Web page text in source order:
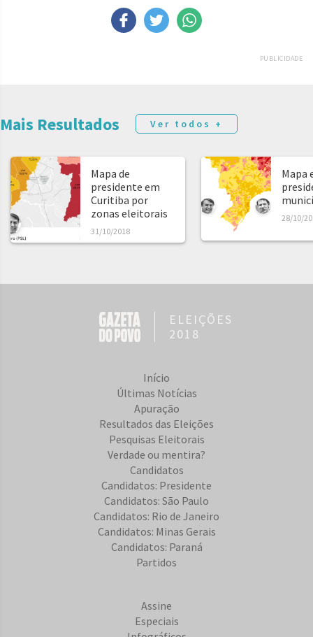
PUBLICIDADE
Mais Resultados Ver todos +
Mapa de
presidente em
Curitiba por
zonas eleitorais
31/10/2018
Mapa
28/10/
ELEIÇÕES
2018
Início
Últimas Notícias
Apuração
Resultados das Eleições
Pesquisas Eleitorais
Verdade ou mentira?
Candidatos
Candidatos: Presidente
Candidatos: São Paulo
Candidatos: Rio de Janeiro
Candidatos: Minas Gerais
Candidatos: Paraná
Partidos
Assine
Especiais